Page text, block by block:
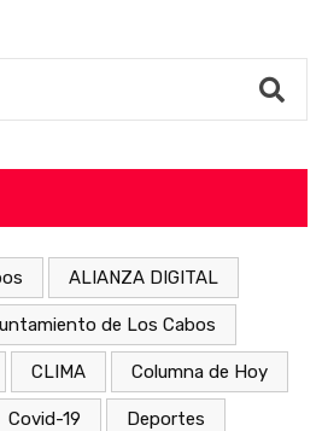
ALIANZA DIGITAL
de Los Cabos
CLIMA Columna de Hoy
Covid-19 Deportes